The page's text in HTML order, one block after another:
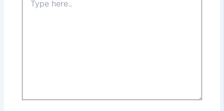
here..